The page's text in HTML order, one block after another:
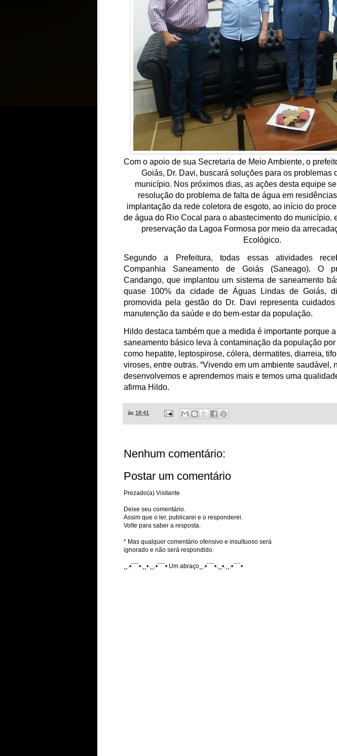
Com o apoio de sua Secretaria de Meio Ambiente, o
Goiás, Dr. Davi, buscará soluções para os problemas
município. Nos próximos dias, as ações desta equipe
resolução do problema de falta de água em
implantação da rede coletora de esgoto, ao início do
de água do Rio Cocal para o abastecimento do município.
preservação da Lagoa Formosa por meio da
Ecológico.
Segundo a Prefeitura, todas essas atividades
Companhia Saneamento de Goiás (Saneago). O
Candango, que implantou um sistema de saneamento
quase 100% da cidade de Águas Lindas de Goiás,
promovida pela gestão do Dr. Davi representa
manutenção da saúde e do bem-estar da população.
Hildo destaca também que a medida é importante porque
saneamento básico leva à contaminação da população
como hepatite, leptospirose, cólera, dermatites, diarreia,
viroses, entre outras. “Vivendo em um ambiente saudável,
desenvolvemos e aprendemos mais e temos uma
afirma Hildo.
às 18:41
Nenhum comentário:
Postar um comentário
Prezado(a) Visitante
Deixe seu comentário.
Assim que o ler, publicarei e o responderei.
Volte para saber a resposta.
* Mas qualquer comentário ofensivo e insultuoso será
ignorado e não será respondido.
¸¸.•´¯`•.¸¸•.¸¸.•´¯`• Um abraço¸¸.•´¯`•.¸¸•.¸¸.•´¯`•